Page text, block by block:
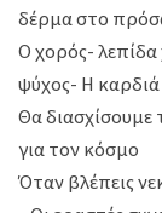
δέρμα στο
Ο χορός-
ψύχος- Η καρδιά
Θα
για τον κόσμο
Όταν βλέπεις